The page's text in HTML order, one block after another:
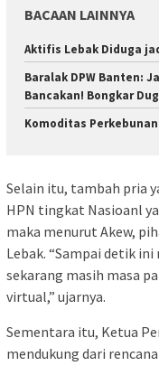
BACAAN LAINNYA
Aktifis Lebak Diduga
Baralak DPW Banten:
Bancakan! Bongkar
Komoditas
Selain itu, tambah pria
HPN tingkat Nasioanl
maka menurut Akew,
Lebak. “Sampai detik
sekarang masih masa
virtual,” ujarnya.
Sementara itu, Ketua
mendukung dari